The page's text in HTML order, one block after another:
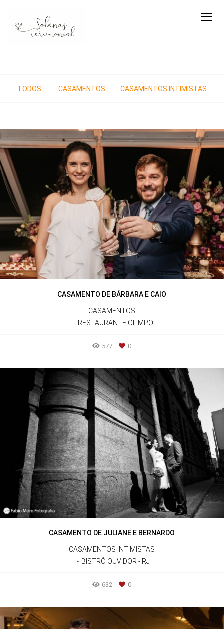
TODOS CASAMENTOS CASAMENTOS INTIMISTAS
CASAMENTO DE BÁRBARA E CAIO
CASAMENTOS
RESTAURANTE OLIMPO
577 0
CASAMENTO DE JULIANE E BERNARDO
CASAMENTOS INTIMISTAS
BISTRÔ OUVIDOR - RJ
632 0